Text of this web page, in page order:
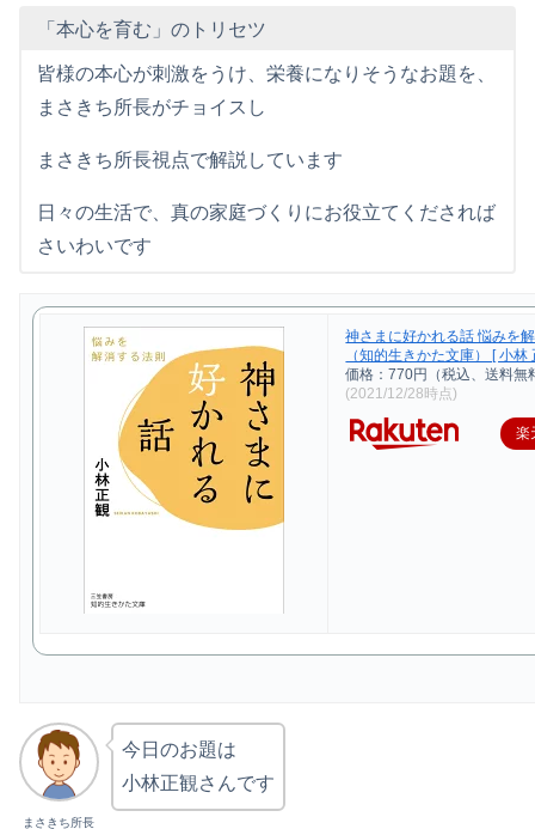
「本心を育む」のトリセツ
皆様の本心が刺激をうけ、栄養になりそうなお題を、
まさきち所長がチョイスし
まさきち所長視点で解説しています
日々の生活で、真の家庭づくりにお役立てくだされば
さいわいです
神さまに好かれる話 悩みを
（知的生きかた文庫） [ 小林
価格：770円（税込、送料無
(2021/12/28時点)
楽
まさきち所長
今日のお題は
小林正観さんです